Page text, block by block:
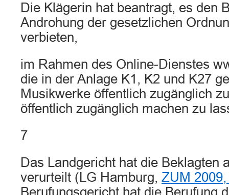
Die Klägerin hat beantragt, es den
Androhung der gesetzlichen
verbieten,
im Rahmen des Online-Dienstes
die in der Anlage K1, K2 und K27
Musikwerke öffentlich zugänglich
öffentlich zugänglich machen zu
7
Das Landgericht hat die Beklagten
verurteilt (LG Hamburg, ZUM
Berufungsgericht hat die Berufung